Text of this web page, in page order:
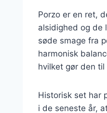
Porzo er en ret,
alsidighed og de
søde smage fra
harmonisk
hvilket gør den
Historisk set har
i de seneste år,